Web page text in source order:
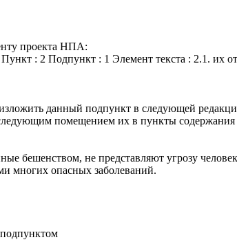
проекта НПА:
Пункт : 2 Подпункт : 1 Элемент текста : 2.1.
данный подпункт в следующей
помещением их в пункты содержания
бешенством, не представляют угрозу
многих опасных заболеваний.